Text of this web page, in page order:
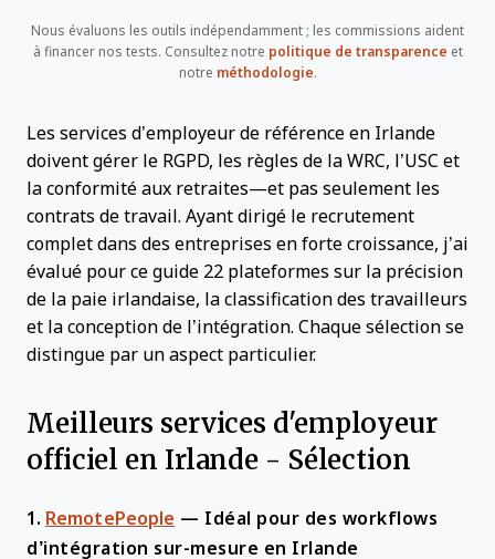
Nous évaluons les outils indépendamment ; les commissions aident
à financer nos tests. Consultez notre politique de transparence et
notre méthodologie.
Les services d’employeur de référence en Irlande
doivent gérer le RGPD, les règles de la WRC, l’USC et
la conformité aux retraites—et pas seulement les
contrats de travail. Ayant dirigé le recrutement
complet dans des entreprises en forte croissance, j’ai
évalué pour ce guide 22 plateformes sur la précision
de la paie irlandaise, la classification des travailleurs
et la conception de l’intégration. Chaque sélection se
distingue par un aspect particulier.
Meilleurs services d'employeur
officiel en Irlande - Sélection
1. RemotePeople — Idéal pour des workflows
d’intégration sur-mesure en Irlande